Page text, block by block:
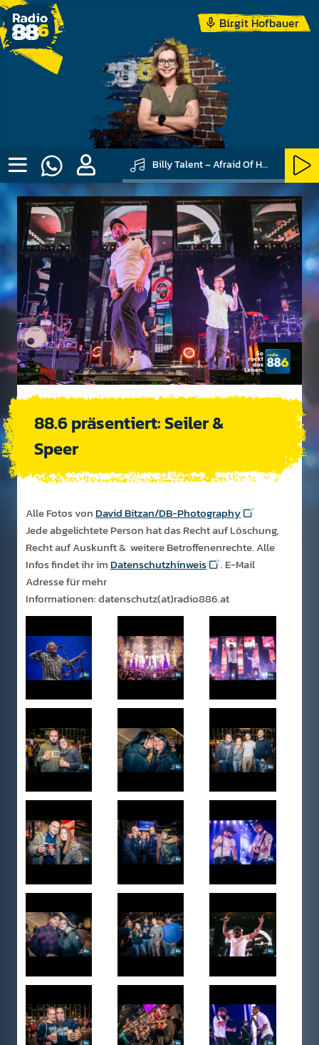
Birgit Hofbauer
Billy Talent – Afraid Of Heights
88.6 präsentiert: Seiler &
Speer
Alle Fotos von David Bitzan/DB-Photography
Jede abgelichtete Person hat das Recht auf Löschung,
Recht auf Auskunft & weitere Betroffenenrechte. Alle
Infos findet ihr im Datenschutzhinweis
. E-Mail
Adresse für mehr
Informationen: datenschutz(at)radio886.at